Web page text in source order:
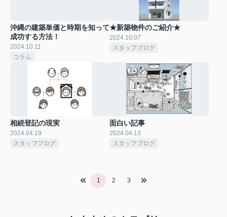
沖縄の建築単価と時期を知って
成功する方法！
2024.10.11
コラム
★新築物件のご紹介★
2024.10.07
スタッフブログ
相続登記の現実
2024.04.19
スタッフブログ
面白い記事
2024.04.13
スタッフブログ
1 2 3